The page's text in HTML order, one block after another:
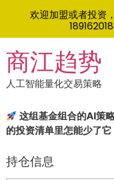
to
content
商江趋势
人工智能量化交易策略
这组基金组合的AI策
的投资清单里怎能少了它
持仓信息
欢迎加盟或者投资